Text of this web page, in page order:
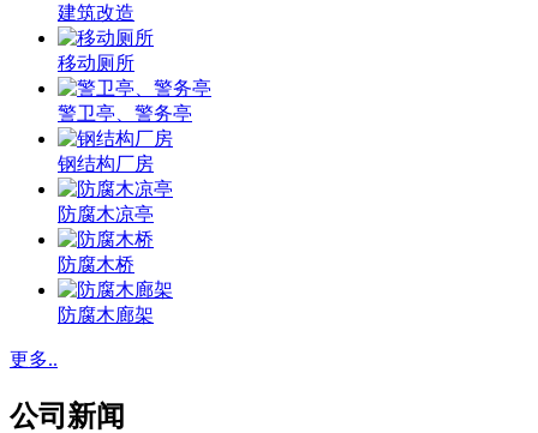
建筑改造
移动厕所
警卫亭、警务亭
钢结构厂房
防腐木凉亭
防腐木桥
防腐木廊架
更多..
公司新闻